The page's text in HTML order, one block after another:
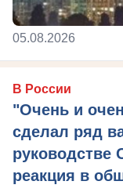
05.08.2026
В России
"Очень и
сделал ряд
реакция в